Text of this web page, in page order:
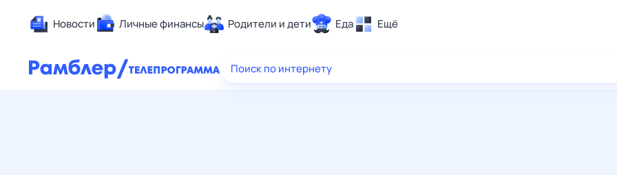
Новости Личные финансы Родители и дети Еда Ещё
Здоровье
Поиск по интернету